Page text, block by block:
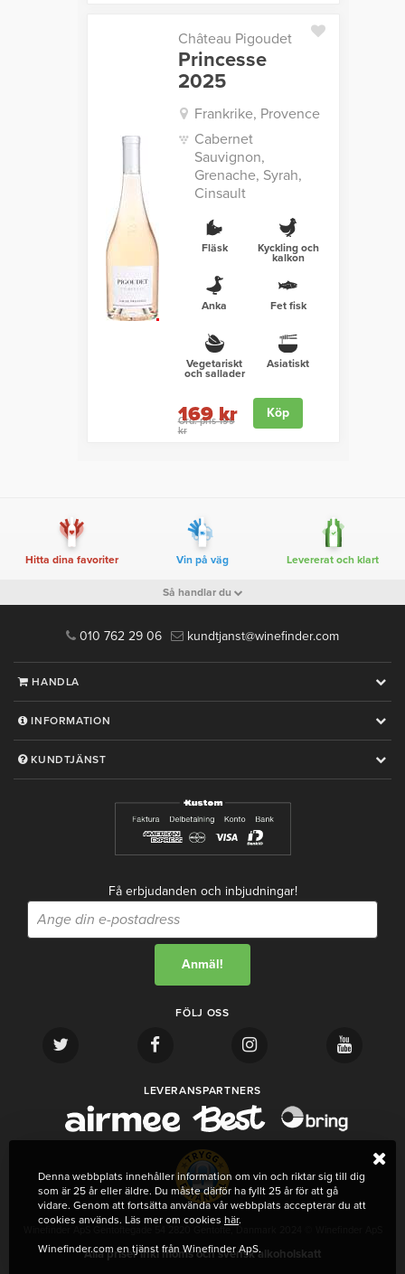
Château Pigoudet
Princesse
2025
Frankrike, Provence
Cabernet
Sauvignon,
Grenache, Syrah,
Cinsault
Fläsk Kyckling och
kalkon
Anka Fet fisk
Vegetariskt
och sallader
Asiatiskt
Ord. pris 199
kr
169 kr Köp
Hitta dina favoriter Vin på väg Levererat och klart
Så handlar du
010 762 29 06 kundtjanst@winefinder.com
HANDLA
INFORMATION
KUNDTJÄNST
Få erbjudanden och inbjudningar!
FÖLJ OSS
LEVERANSPARTNERS
Alla priser inkl moms och svensk alkoholskatt
Denna webbplats innehåller information om vin och riktar sig till dig
som är 25 år eller äldre. Du måste därför ha fyllt 25 år för att gå
vidare. Genom att fortsätta använda vår webbplats accepterar du att
cookies används. Läs mer om cookies här.
Winefinder.com en tjänst från Winefinder ApS.